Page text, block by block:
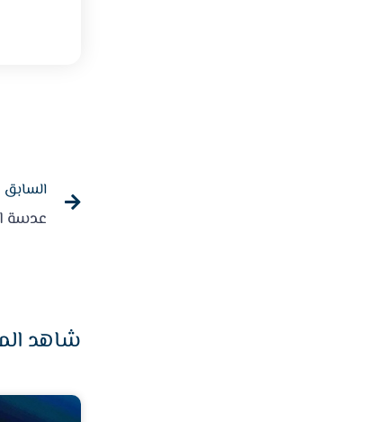
السابق
شاهد